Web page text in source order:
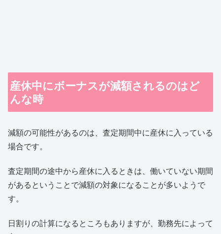
産休中にボーナスが減額されるのはど
んな時
減額の可能性があるのは、査定期間中に産休に入っている
場合です。
査定期間の途中から産休に入るときは、働いていない期間
があるということで減額の対象になることが多いようで
す。
日割りの計算になるところもありますが、勤務先によって